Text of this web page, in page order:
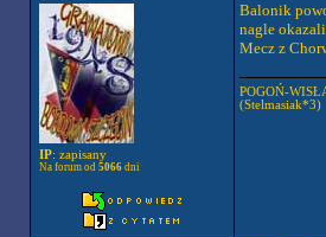
IP: zapisany
Na forum od 5066dni
Balonik
nagle
Mecz z
POGOŃ-
(Stelmasiak*3)